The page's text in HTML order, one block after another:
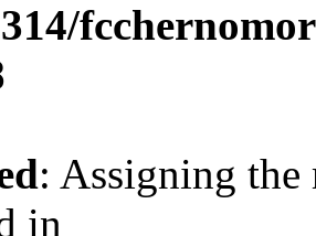
: Assigning the
in